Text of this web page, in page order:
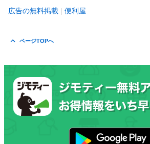
広告の無料掲載 便利屋
ページTOPへ